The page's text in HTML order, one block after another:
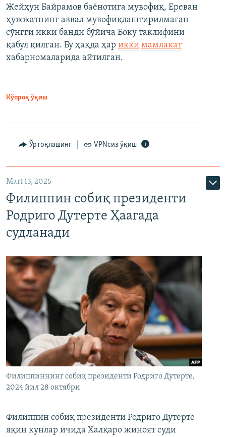
Жейҳун Байрамов баёнотига мувофиқ, Ереван
ҳужжатнинг аввал мувофиқлаштирилмаган
сўнгги икки банди бўйича Боку таклифини
қабул қилган. Бу ҳақда ҳар икки мамлакат
хабарномаларида айтилган.
Кўпроқ ўқиш
Ўртоқлашинг VPNсиз ўқиш
Mart 13, 2025
Филиппин собиқ президенти
Родриго Дутерте Ҳаагада
судланади
Филиппиннинг собиқ президенти Родриго Дутерте,
2024 йил 28 октябри
Филиппин собиқ президенти Родриго Дутерте
яқин кунлар ичида Халқаро жиноят суди